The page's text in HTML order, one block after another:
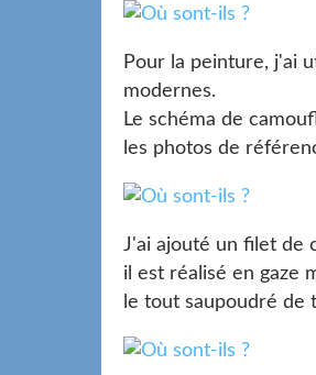
Pour la peinture, j'ai
modernes.
Le schéma de
les photos de
J'ai ajouté un filet de
il est réalisé en gaze
le tout saupoudré de